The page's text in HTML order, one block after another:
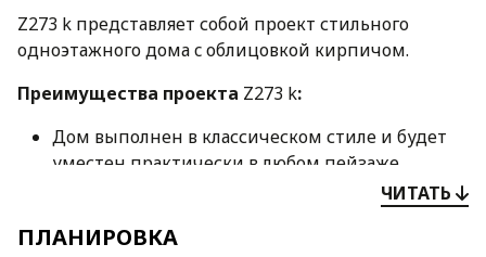
Z273 k представляет собой проект стильного
одноэтажного дома c облицовкой кирпичом.
Преимущества проекта Z273 k:
Дом выполнен в классическом стиле и будет
уместен практически в любом пейзаже.
Спокойный традиционный характер дома
облицовка из кирпича.
ЧИТАТЬ
ПЛАНИРОВКА